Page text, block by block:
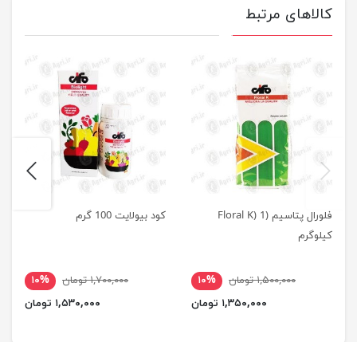
کالاهای مرتبط
فلورال پتاسیم (Floral K) 1
کیلوگرم
۱,۵۰۰,۰۰۰ تومان
۱۰%
۱,۳۵۰,۰۰۰ تومان
کود بیولایت 100 گرم
۱,۷۰۰,۰۰۰ تومان
۱۰%
۱,۵۳۰,۰۰۰ تومان
previus